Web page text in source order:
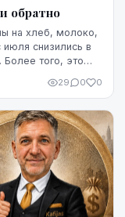
обратно
на хлеб, молоко,
снизились в
того, это
29 0 0